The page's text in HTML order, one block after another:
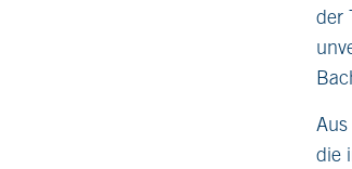
der
die